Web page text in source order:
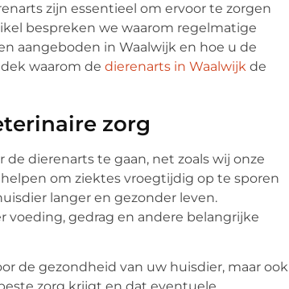
zijn essentieel om ervoor te zorgen
bespreken we waarom regelmatige
aangeboden in Waalwijk en hoe u de
waarom de dierenarts in Waalwijk de
zorg
dierenarts te gaan, net zoals wij onze
om ziektes vroegtijdig op te sporen
langer en gezonder leven.
voeding, gedrag en andere belangrijke
de gezondheid van uw huisdier, maar ook